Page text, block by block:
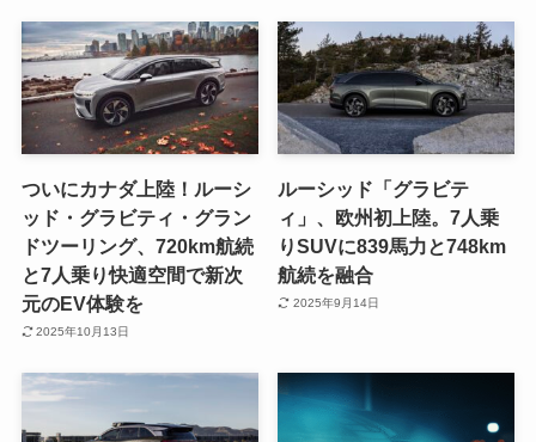
ついにカナダ上陸！ルーシ
ッド・グラビティ・グラン
ドツーリング、720km航続
と7人乗り快適空間で新次
元のEV体験を
2025年10月13日
ルーシッド「グラビテ
ィ」、欧州初上陸。7人乗
りSUVに839馬力と748km
航続を融合
2025年9月14日